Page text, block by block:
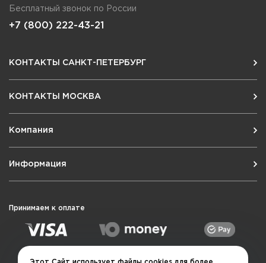
Бесплатный звонок по России
+7 (800) 222-43-21
КОНТАКТЫ САНКТ-ПЕТЕРБУРГ
КОНТАКТЫ МОСКВА
Компания
Информация
Принимаем к оплате